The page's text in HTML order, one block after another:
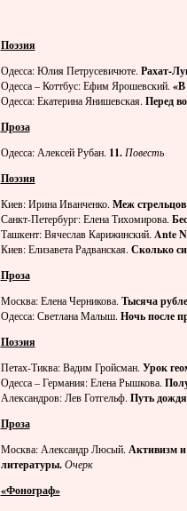
Поэзия
Одесса: Юлия Петрусевичюте. Рахат-
Одесса – Коттбус: Ефим Ярошевский.
Одесса: Екатерина Янишевская. Перед
Проза
Одесса: Алексей Рубан. 11. Повесть
Поэзия
Киев: Ирина Иванченко. Меж стрельцов
Санкт-Петербург: Елена Тихомирова.
Ташкент: Вячеслав Карижинский. Ante
Киев: Елизавета Радванская. Сколько
Проза
Москва: Елена Черникова. Тысяча
Одесса: Светлана Малыш. Ночь после
Позэия
Петах-Тиква: Вадим Гройсман. Урок
Одесса – Германия: Елена Рышкова.
Александров: Лев Готгельф. Путь
Проза
Москва: Александр Люсый. Активизм
литературы. Очерк
«Фонограф»